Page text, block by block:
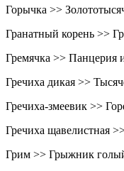
Горычка >>
Гранатный корень >>
Гремячка >> Панцерия
Гречиха дикая >>
Гречиха-змеевик >>
Гречиха щавелистная
Грим >> Грыжник